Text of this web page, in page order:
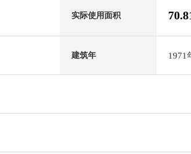
实际使用面积
建筑年 1971